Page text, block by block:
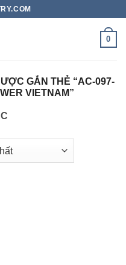
0
GẮN THẺ “AC-097-
VIETNAM”